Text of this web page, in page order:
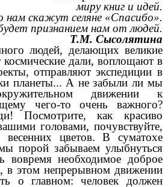
миру книг и идей.
нам скажут селяне «Спасибо».
признанием нам от людей.
Т.М. Сысолятина
людей, делающих великие
дали, воплощают в
отправляют экспедиции в
планеты... А не забыли ли мы
движении к
чего-то очень важного?
Посмотрите, как красиво
головами, почувствуйте,
весенних цветов. В суматохе
порой забываем улыбнуться
вовремя необходимое доброе
в этом непрерывном движении
о главном: человек должен